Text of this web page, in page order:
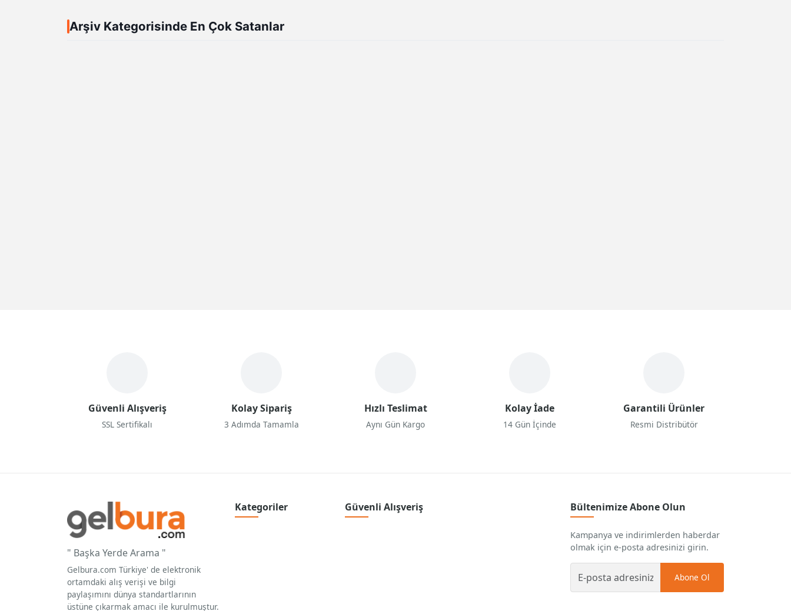
Arşiv Kategorisinde En Çok Satanlar
Güvenli Alışveriş
SSL Sertifikalı
Kolay Sipariş
3 Adımda Tamamla
Hızlı Teslimat
Aynı Gün Kargo
Kolay İade
14 Gün İçinde
Garantili Ürünler
Resmi Distribütör
" Başka Yerde Arama "
Gelbura.com Türkiye' de elektronik
ortamdaki alış verişi ve bilgi
paylaşımını dünya standartlarının
üstüne çıkarmak amacı ile kurulmuştur.
Kategoriler Güvenli Alışveriş Bültenimize Abone Olun
Kampanya ve indirimlerden haberdar
olmak için e-posta adresinizi girin.
Abone Ol